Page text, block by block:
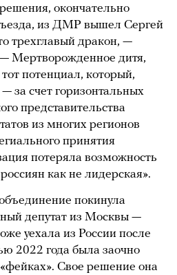
окончательно
из ДМР вышел Сергей
трехглавый дракон, —
— Мертворожденное дитя,
потенциал, который,
за счет горизонтальных
представительства
из многих регионов
принятия
потеряла возможность
как не лидерская».
покинула
депутат из Москвы —
уехала из России после
2022 года была заочно
Свое решение она